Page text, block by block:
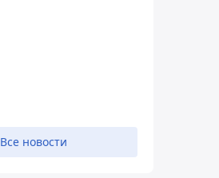
Все новости